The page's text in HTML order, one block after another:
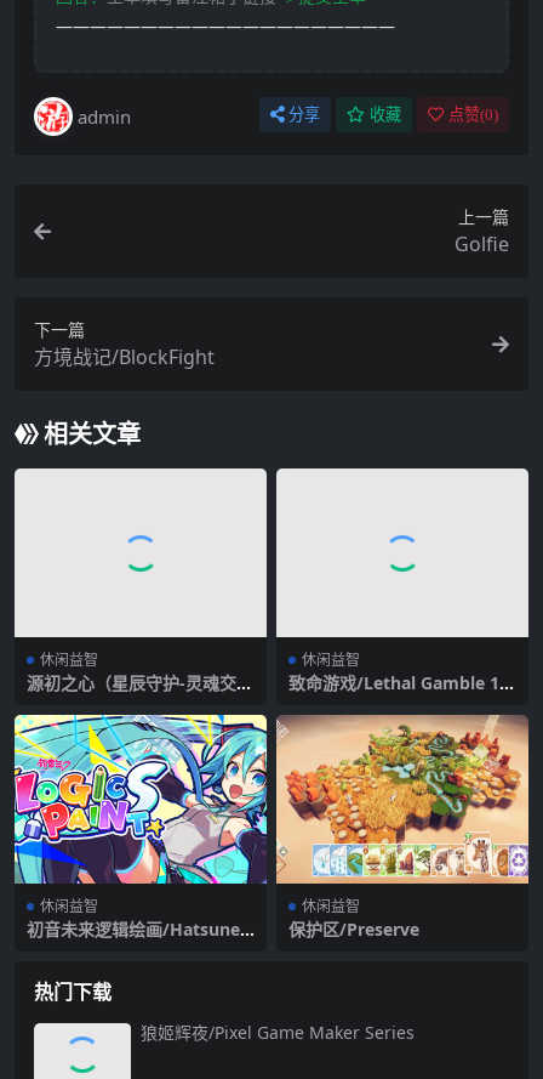
————————————————————
admin 分享 收藏 点赞(0)
上一篇
Golfie
下一篇
方境战记/BlockFight
相关文章
休闲益智
源初之心（星辰守护-灵魂交织
休闲益智
致命游戏/Lethal Gamble 1
54489）
休闲益智
初音未来逻辑绘画/Hatsune
休闲益智
保护区/Preserve
热门下载
狼姬辉夜/Pixel Game Maker Series